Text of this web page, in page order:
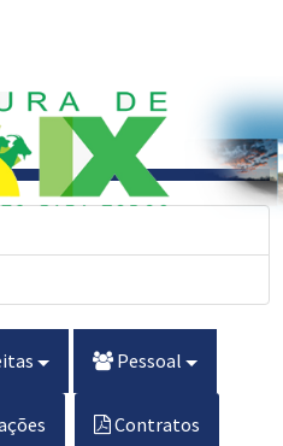
Pessoal
Contratos